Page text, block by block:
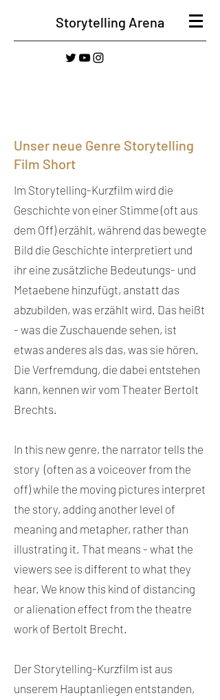
Storytelling Arena
Unser neue Genre Storytelling
Film Short
Im Storytelling-Kurzfilm wird die
Geschichte von einer Stimme (oft aus
dem Off) erzählt, während das bewegte
Bild die Geschichte interpretiert und
ihr eine zusätzliche Bedeutungs- und
Metaebene hinzufügt, anstatt das
abzubilden, was erzählt wird. Das heißt
- was die Zuschauende sehen, ist
etwas anderes als das, was sie hören.
Die Verfremdung, die dabei entstehen
kann, kennen wir vom Theater Bertolt
Brechts.
In this new genre, the narrator tells the
story (often as a voiceover from the
off) while the moving pictures interpret
the story, adding another level of
meaning and metapher, rather than
illustrating it. That means - what the
viewers see is different to what they
hear. We know this kind of distancing
or alienation effect from the theatre
work of Bertolt Brecht.
Der Storytelling-Kurzfilm ist aus
unserem Hauptanliegen entstanden,